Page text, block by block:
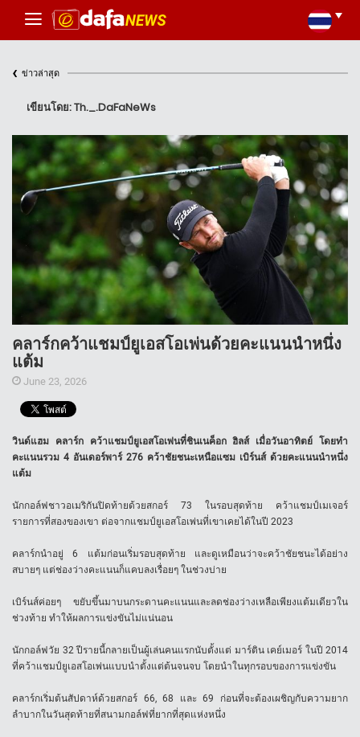
‹ ข่าวล่าสุด
เขียนโดย: Th._.DaFaNeWs
คลาร์กคว้าแชมป์ยูเอสโอเพ่นด้วยคะแนนนำหนึ่ง
แต้ม
June 23, 2026
วินด์แฮม คลาร์ก คว้าแชมป์ยูเอสโอเพ่นที่ชินเนค็อก ฮิลส์ เมื่อวันอาทิตย์ โดยทำ
คะแนนรวม 4 อันเดอร์พาร์ 276 คว้าชัยชนะเหนือแซม เบิร์นส์ ด้วยคะแนนนำหนึ่ง
แต้ม
นักกอล์ฟชาวอเมริกันปิดท้ายด้วยสกอร์ 73 ในรอบสุดท้าย คว้าแชมป์เมเจอร์
รายการที่สองของเขา ต่อจากแชมป์ยูเอสโอเพ่นที่เขาเคยได้ในปี 2023
คลาร์กนำอยู่ 6 แต้มก่อนเริ่มรอบสุดท้าย และดูเหมือนว่าจะคว้าชัยชนะได้อย่าง
สบายๆ แต่ช่องว่างคะแนนก็แคบลงเรื่อยๆ ในช่วงบ่าย
เบิร์นส์ค่อยๆ ขยับขึ้นมาบนกระดานคะแนนและลดช่องว่างเหลือเพียงแต้มเดียวใน
ช่วงท้าย ทำให้ผลการแข่งขันไม่แน่นอน
นักกอล์ฟวัย 32 ปีรายนี้กลายเป็นผู้เล่นคนแรกนับตั้งแต่ มาร์ติน เคย์เมอร์ ในปี 2014
ที่คว้าแชมป์ยูเอสโอเพ่นแบบนำตั้งแต่ต้นจนจบ โดยนำในทุกรอบของการแข่งขัน
คลาร์กเริ่มต้นสัปดาห์ด้วยสกอร์ 66, 68 และ 69 ก่อนที่จะต้องเผชิญกับความยาก
ลำบากในวันสุดท้ายที่สนามกอล์ฟที่ยากที่สุดแห่งหนึ่ง